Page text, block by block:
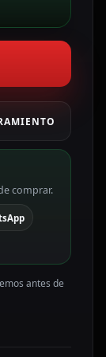
comprar.
antes de